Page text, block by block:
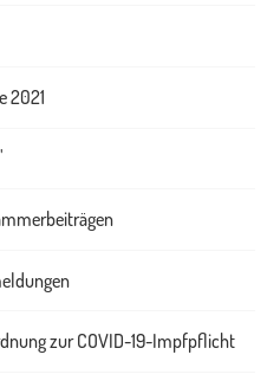
2021
zur COVID-19-Impfpflicht